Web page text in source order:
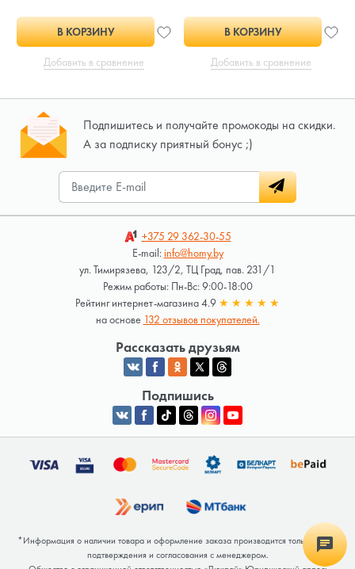
В КОРЗИНУ
Добавить в сравнение
В КОРЗИНУ
Добавить в сравнение
Подпишитесь и получайте промокоды на скидки.
А за подписку приятный бонус ;)
+375 29362-30-55
E-mail:info@homy.by
ул. Тимирязева, 123/2, ТЦ Град, пав. 231/1
Режим работы: Пн-Вс: 9:00-18:00
Рейтинг интернет-магазина 4.9 ★ ★ ★ ★ ★
на основе 132 отзывов покупателей.
Рассказать друзьям
Подпишись
*Информация о наличии товара и оформление заказа производится только после
подтверждения и согласования с менеджером.